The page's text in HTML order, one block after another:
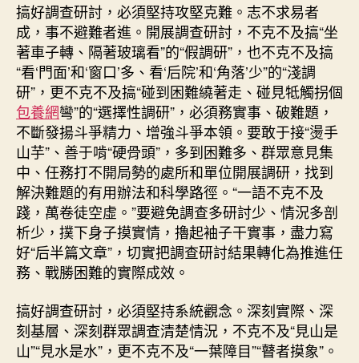
搞好調查研討，必須堅持攻堅克難。志不求易者
成，事不避難者進。開展調查研討，不克不及搞“坐
著車子轉、隔著玻璃看”的“假調研”，也不克不及搞
“看‘門面’和‘窗口’多、看‘后院’和‘角落’少”的“淺調
研”，更不克不及搞“碰到困難繞著走、碰見牴觸拐個
包養網彎”的“選擇性調研”，必須務實事、破難題，
不斷發揚斗爭精力、增強斗爭本領。要敢于接“燙手
山芋”、善于啃“硬骨頭”，多到困難多、群眾意見集
中、任務打不開局勢的處所和單位開展調研，找到
解決難題的有用辦法和科學路徑。“一語不克不及
踐，萬卷徒空虛。”要避免調查多研討少、情況多剖
析少，撲下身子摸實情，擼起袖子干實事，盡力寫
好“后半篇文章”，切實把調查研討結果轉化為推進任
務、戰勝困難的實際成效。
搞好調查研討，必須堅持系統觀念。深刻實際、深
刻基層、深刻群眾調查清楚情況，不克不及“見山是
山”“見水是水”，更不克不及“一葉障目”“瞽者摸象”。